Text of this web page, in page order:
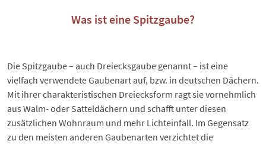
Was ist eine Spitzgaube?
Die Spitzgaube – auch Dreiecksgaube genannt – ist eine
vielfach verwendete Gaubenart auf, bzw. in deutschen Dächern.
Mit ihrer charakteristischen Dreiecksform ragt sie vornehmlich
aus Walm- oder Satteldächern und schafft unter diesen
zusätzlichen Wohnraum und mehr Lichteinfall. Im Gegensatz
zu den meisten anderen Gaubenarten verzichtet die